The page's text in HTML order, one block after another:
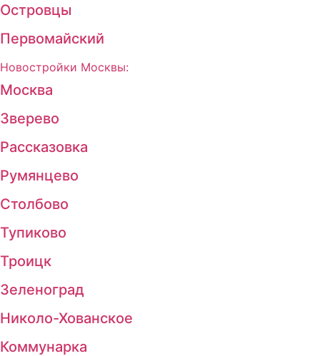
Островцы
Первомайский
Новостройки Москвы:
Москва
Зверево
Рассказовка
Румянцево
Столбово
Тупиково
Троицк
Зеленоград
Николо-Хованское
Коммунарка